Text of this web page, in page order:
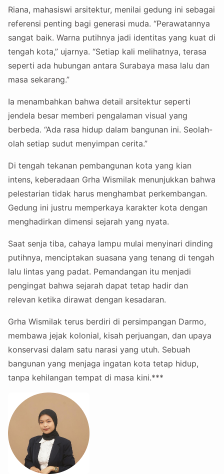
Riana, mahasiswi arsitektur, menilai gedung ini sebagai
referensi penting bagi generasi muda. “Perawatannya
sangat baik. Warna putihnya jadi identitas yang kuat di
tengah kota,” ujarnya. “Setiap kali melihatnya, terasa
seperti ada hubungan antara Surabaya masa lalu dan
masa sekarang.”
Ia menambahkan bahwa detail arsitektur seperti
jendela besar memberi pengalaman visual yang
berbeda. “Ada rasa hidup dalam bangunan ini. Seolah-
olah setiap sudut menyimpan cerita.”
Di tengah tekanan pembangunan kota yang kian
intens, keberadaan Grha Wismilak menunjukkan bahwa
pelestarian tidak harus menghambat perkembangan.
Gedung ini justru memperkaya karakter kota dengan
menghadirkan dimensi sejarah yang nyata.
Saat senja tiba, cahaya lampu mulai menyinari dinding
putihnya, menciptakan suasana yang tenang di tengah
lalu lintas yang padat. Pemandangan itu menjadi
pengingat bahwa sejarah dapat tetap hadir dan
relevan ketika dirawat dengan kesadaran.
Grha Wismilak terus berdiri di persimpangan Darmo,
membawa jejak kolonial, kisah perjuangan, dan upaya
konservasi dalam satu narasi yang utuh. Sebuah
bangunan yang menjaga ingatan kota tetap hidup,
tanpa kehilangan tempat di masa kini.***